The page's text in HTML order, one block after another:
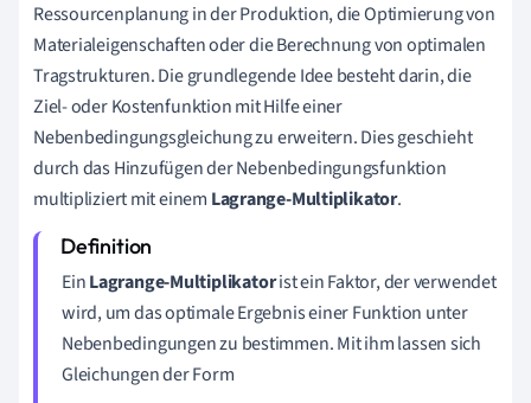
Ressourcenplanung in der Produktion, die Optimierung von
Materialeigenschaften oder die Berechnung von optimalen
Tragstrukturen. Die grundlegende Idee besteht darin, die
Ziel- oder Kostenfunktion mit Hilfe einer
Nebenbedingungsgleichung zu erweitern. Dies geschieht
durch das Hinzufügen der Nebenbedingungsfunktion
multipliziert mit einem Lagrange-Multiplikator.
EinLagrange-Multiplikatorist ein Faktor, der verwendet
wird, um das optimale Ergebnis einer Funktion unter
Nebenbedingungen zu bestimmen. Mit ihm lassen sich
Gleichungen der Form